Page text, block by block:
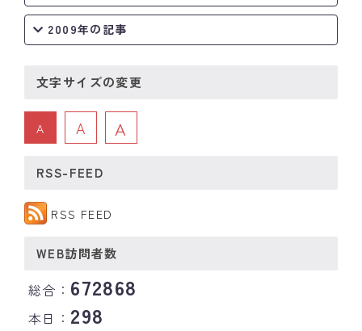
2009年の記事
文字サイズの変更
A A A
RSS-FEED
RSS FEED
WEB訪問者数
総合： 672868
本日： 298